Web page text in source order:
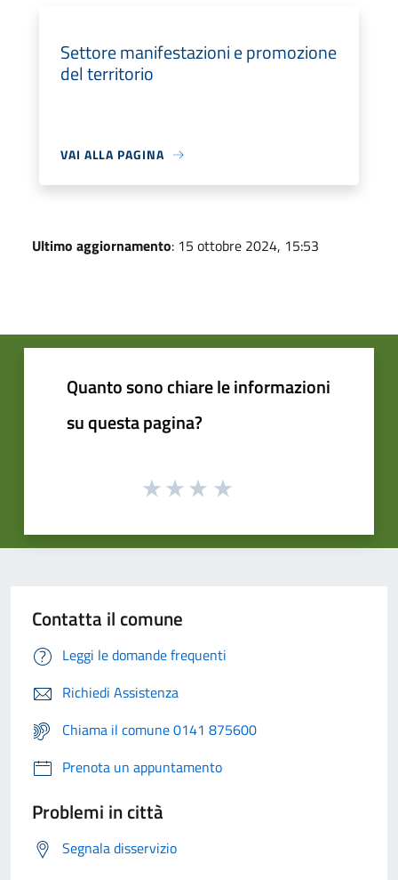
Settore manifestazioni e promozione
del territorio
VAI ALLA PAGINA
Ultimo aggiornamento: 15 ottobre 2024, 15:53
Quanto sono chiare le informazioni
su questa pagina?
Contatta il comune
Leggi le domande frequenti
Richiedi Assistenza
Chiama il comune 0141 875600
Prenota un appuntamento
Problemi in città
Segnala disservizio